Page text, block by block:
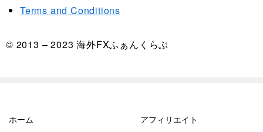
Terms and Conditions
© 2013 – 2023 海外FXふぁんくらぶ
ホーム アフィリエイト